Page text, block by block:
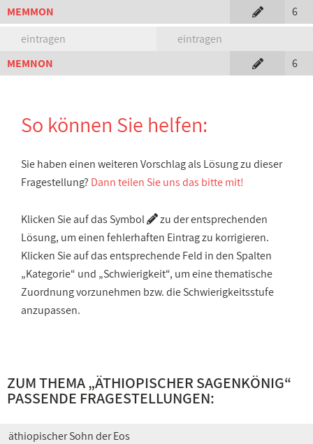
MEMMON
6
eintragen
eintragen
MEMNON
6
So können Sie helfen:
Sie haben einen weiteren Vorschlag als Lösung zu dieser
Fragestellung? Dann teilen Sie uns das bitte mit!
Klicken Sie auf das Symbol
zu der entsprechenden
Lösung, um einen fehlerhaften Eintrag zu korrigieren.
Klicken Sie auf das entsprechende Feld in den Spalten
„Kategorie“ und „Schwierigkeit“, um eine thematische
Zuordnung vorzunehmen bzw. die Schwierigkeitsstufe
anzupassen.
ZUM THEMA „ÄTHIOPISCHER SAGENKÖNIG“
PASSENDE FRAGESTELLUNGEN:
äthiopischer Sohn der Eos